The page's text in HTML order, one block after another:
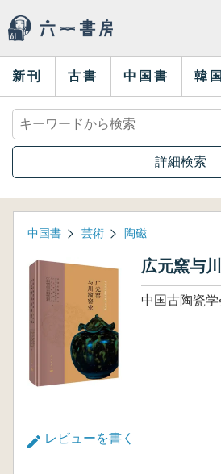
新刊 古書 中国書 韓
詳細検索
中国書 芸術 陶磁
広元窯与
中国古陶瓷
レビューを書く